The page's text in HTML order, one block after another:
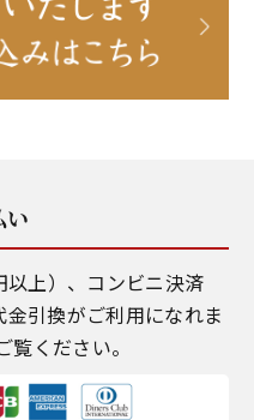
い
上）、コンビニ決済
金引換がご利用になれま
覧ください。